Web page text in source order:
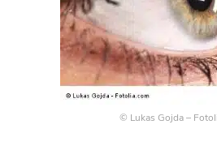
© Lukas Gojda –